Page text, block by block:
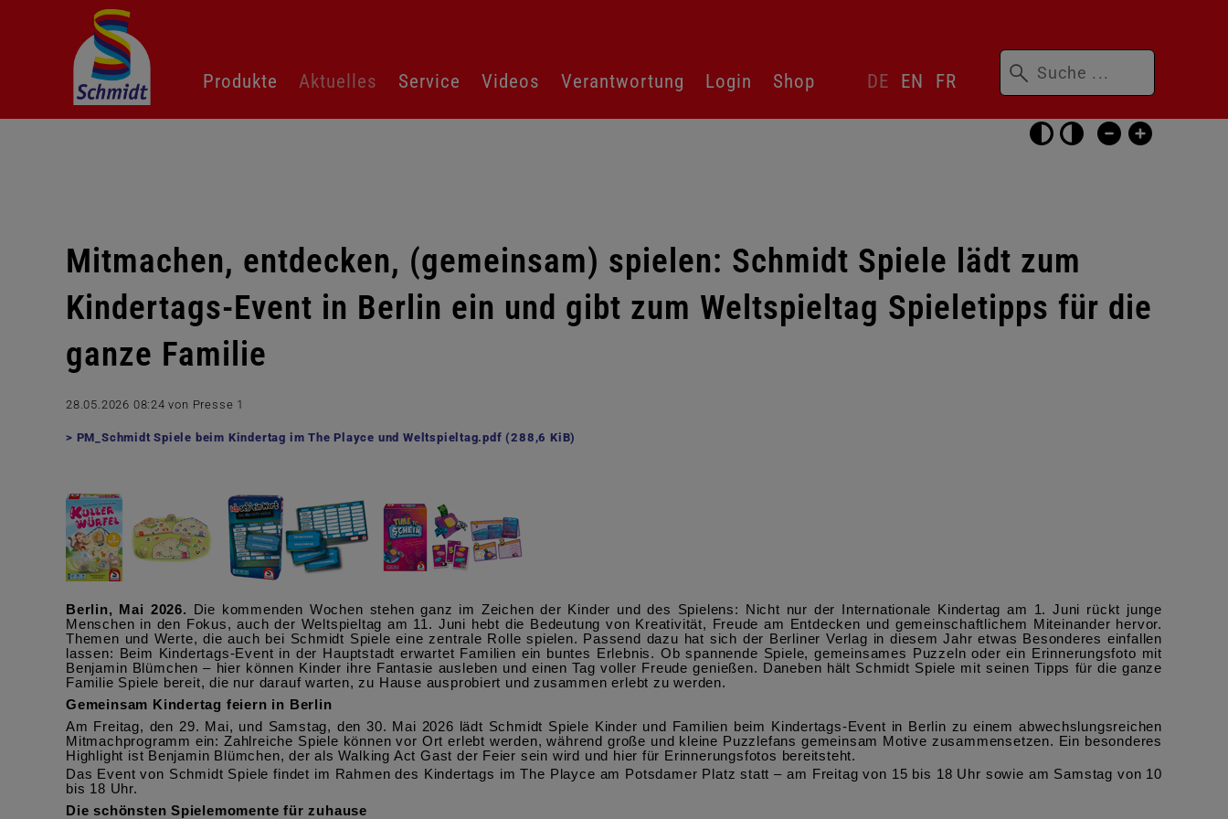
Barrierefrei-
Einstellungen
überspringen
überspringen
Produkte Aktuelles Service Videos Verantwortung Login Shop
überspringen
DE EN FR
Suchbegriffe
Mitmachen, entdecken, (gemeinsam) spielen: Schmidt Spiele lädt zum
Kindertags-Event in Berlin ein und gibt zum Weltspieltag Spieletipps für die
ganze Familie
28.05.2026 08:24 von Presse 1
PM_Schmidt Spiele beim Kindertag im The Playce und Weltspieltag.pdf (288,6 KiB)
Berlin, Mai 2026.
Die kommenden Wochen stehen ganz im Zeichen der Kinder und des Spielens: Nicht nur der Internationale Kindertag am 1. Juni rückt junge
Menschen in den Fokus, auch der Weltspieltag am 11. Juni hebt die Bedeutung von Kreativität, Freude am Entdecken und gemeinschaftlichem Miteinander hervor.
Themen und Werte, die auch bei Schmidt Spiele eine zentrale Rolle spielen. Passend dazu hat sich der Berliner Verlag in diesem Jahr etwas Besonderes einfallen
lassen: Beim Kindertags-Event in der Hauptstadt erwartet Familien ein buntes Erlebnis. Ob spannende Spiele, gemeinsames Puzzeln oder ein Erinnerungsfoto mit
Benjamin Blümchen – hier können Kinder ihre Fantasie ausleben und einen Tag voller Freude genießen. Daneben hält Schmidt Spiele mit seinen Tipps für die ganze
Familie Spiele bereit, die nur darauf warten, zu Hause ausprobiert und zusammen erlebt zu werden.
Gemeinsam Kindertag feiern in Berlin
Am Freitag, den 29. Mai, und Samstag, den 30. Mai 2026 lädt Schmidt Spiele Kinder und Familien beim Kindertags-Event in Berlin zu einem abwechslungsreichen
Mitmachprogramm ein: Zahlreiche Spiele können vor Ort erlebt werden, während große und kleine Puzzlefans gemeinsam Motive zusammensetzen. Ein besonderes
Highlight ist Benjamin Blümchen, der als Walking Act Gast der Feier sein wird und hier für Erinnerungsfotos bereitsteht.
Das Event von Schmidt Spiele findet im Rahmen des Kindertags im The Playce am Potsdamer Platz statt – am Freitag von 15 bis 18 Uhr sowie am Samstag von 10
bis 18 Uhr.
Die schönsten Spielemomente für zuhause